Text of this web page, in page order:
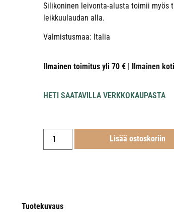
Silikoninen leivonta-alusta toimii myös
leikkuulaudan alla.
Valmistusmaa: Italia
Ilmainen toimitus yli 70 € | Ilmainen
HETI SAATAVILLA VERKKOKAUPASTA
Lisää ostoskoriin
Tuotekuvaus